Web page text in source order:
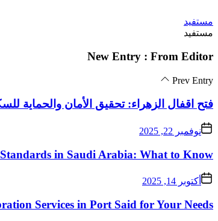
Skip
to
content
مستفيد
مستفيد
New Entry : From Editor
Prev Entry
فتح اقفال الزهراء: تحقيق الأمان والحماية
نوفمبر 22, 2025
in Saudi Arabia: What to Know
أكتوبر 14, 2025
Services in Port Said for Your Needs